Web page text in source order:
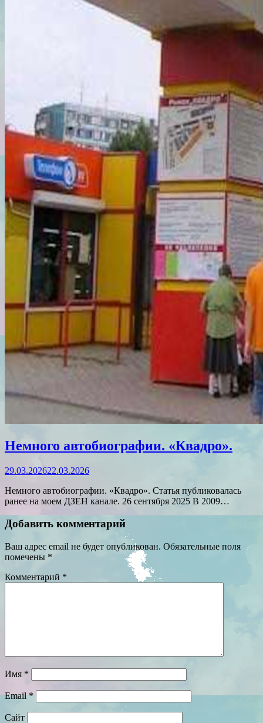
Немного автобиографии. «Квадро».
29.03.202622.03.2026
Немного автобиографии. «Квадро». Статья публиковалась
ранее на моем ДЗЕН канале. 26 сентября 2025 В 2009…
Добавить комментарий
Ваш адрес email не будет опубликован. Обязательные поля
помечены *
Комментарий *
Имя *
Email*
Сайт